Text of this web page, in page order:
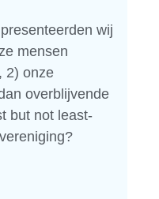
wij
mensen
2) onze
overblijvende
but not least-